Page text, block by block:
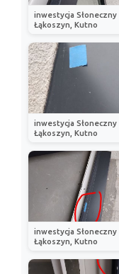
inwestycja Słoneczny
Łąkoszyn, Kutno
inwestycja Słoneczny
Łąkoszyn, Kutno
inwestycja Słoneczny
Łąkoszyn, Kutno